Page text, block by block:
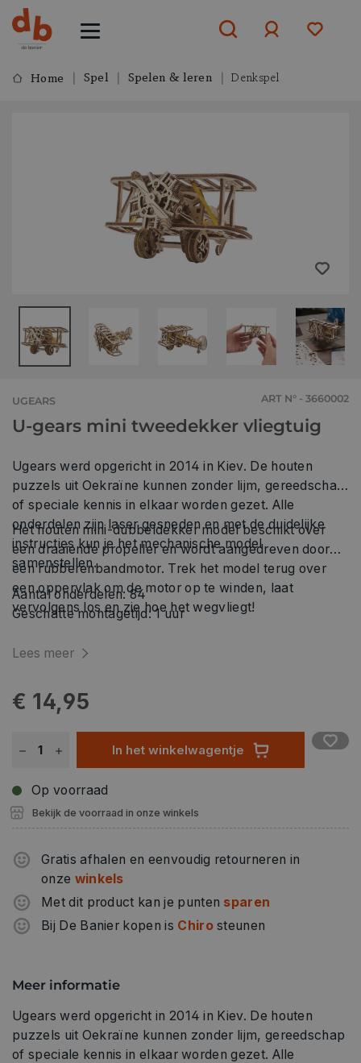
Home Spel Spelen & leren Denkspel
UGEARS ART N° - 3660002
U-gears mini tweedekker vliegtuig
Ugears werd opgericht in 2014 in Kiev. De houten
puzzels uit Oekraïne kunnen zonder lijm, gereedschap
of speciale kennis in elkaar worden gezet. Alle
onderdelen zijn laser gesneden en met de duidelijke
instructies kun je het mechanische model
samenstellen.
Het houten mini-dubbeldekker model beschikt over
een draaiende propeller en wordt aangedreven door
een rubberenbandmotor. Trek het model terug over
een oppervlak om de motor op te winden, laat
vervolgens los en zie hoe het wegvliegt!
Aantal onderdelen: 84
Geschatte montagetijd: 1 uur
Lees meer
€ 14,95
In het winkelwagentje
Op voorraad
Bekijk de voorraad in onze winkels
Gratis afhalen en eenvoudig retourneren in
onze winkels
Met dit product kan je punten sparen
Bij De Banier kopen is Chirosteunen
Meer informatie
Ugears werd opgericht in 2014 in Kiev. De houten
puzzels uit Oekraïne kunnen zonder lijm, gereedschap
of speciale kennis in elkaar worden gezet. Alle